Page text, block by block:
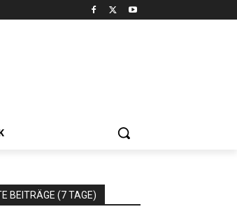
BEITRÄGE (7 TAGE)